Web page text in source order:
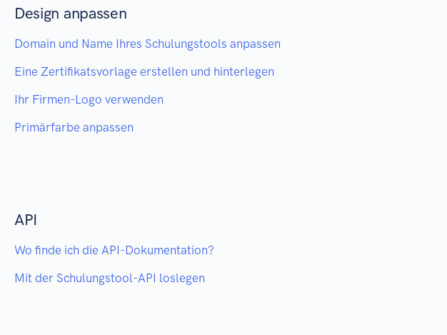
Design anpassen
Domain und Name Ihres Schulungstools anpassen
Eine Zertifikatsvorlage erstellen und hinterlegen
Ihr Firmen-Logo verwenden
Primärfarbe anpassen
API
Wo finde ich die API-Dokumentation?
Mit der Schulungstool-API loslegen